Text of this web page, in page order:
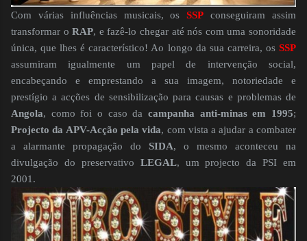
Com várias influências musicais, osSSP conseguiram assim
transformar oRAP, e fazê-lo chegar até nós com uma sonoridade
única, que lhes é característico! Ao longo da sua carreira, os SSP
assumiram igualmente um papel de intervenção social,
encabeçando e emprestando a sua imagem, notoriedade e
prestígio a acções de sensibilização para causas e problemas de
Angola, como foi o caso da campanha anti-minas em 1995;
Projecto da APV-Acção pela vida, com vista a ajudar a combater
a alarmante propagação do SIDA, o mesmo aconteceu na
divulgação do preservativo LEGAL, um projecto da PSI em
2001.